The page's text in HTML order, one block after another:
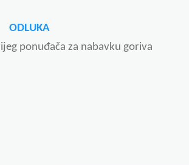
ODLUKA
ponuđača za nabavku goriva